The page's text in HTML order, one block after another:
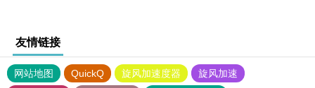
友情链接
网站地图 QuickQ 旋风加速度器
旋风加速